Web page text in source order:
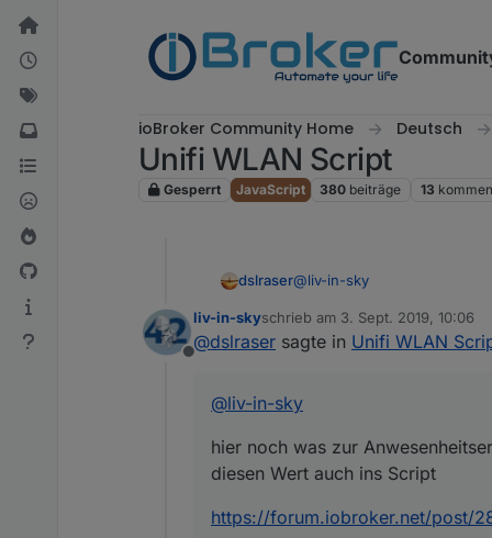
Weiter zum Inhalt
ioBroker Community Home Deutsch
Unifi WLAN Script
Gesperrt JavaScript 380 beiträge 13
dslraser@liv-in-sky
hier noch was zur
auch ins Script
Offline
liv-in-skyschrieb am 3. Sept. 2019, 10:06
zuletzt editiert von
@dslraser sagte in Unifi WLAN
@liv-in-sky
hier noch was zur
diesen Wert auch ins Script
https://forum.iobroker.net/post/